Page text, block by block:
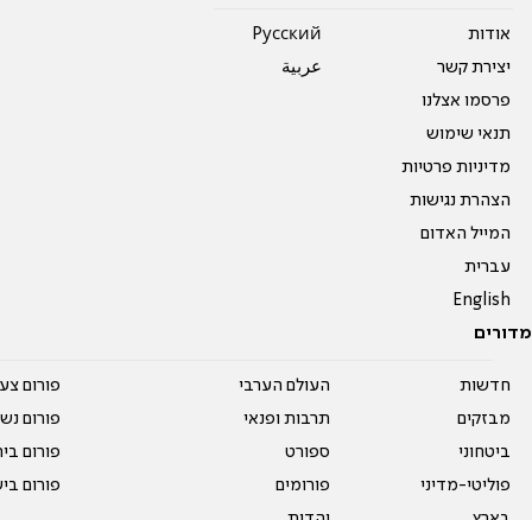
אודות
יצירת קשר
פרסמו אצלנו
תנאי שימוש
מדיניות פרטיות
הצהרת נגישות
המייל האדום
עברית
English
Pусский
عربية
מדורים
חדשות
מבזקים
ביטחוני
פוליטי-מדיני
העולם הערבי
תרבות ופנאי
ספורט
פורומים
פורום
פורום
פורום
פורום